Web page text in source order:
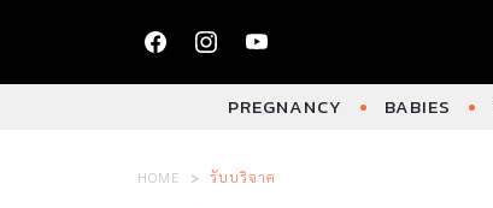
PREGNANCY BABIES
HOME รับบริจาค